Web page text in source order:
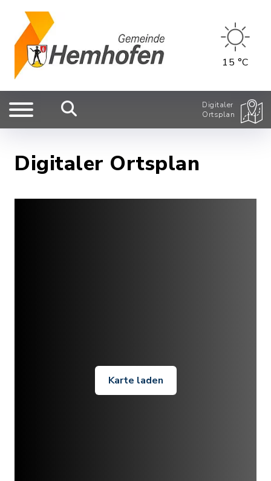
15 °C
Digitaler
Ortsplan
Digitaler Ortsplan
Karte laden